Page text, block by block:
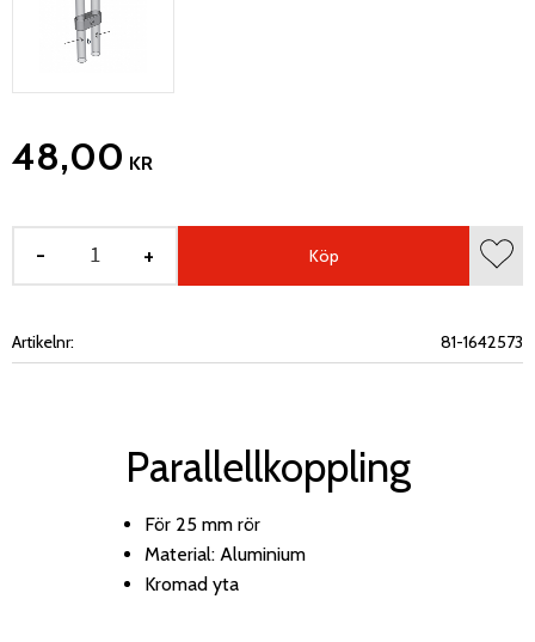
48,00 KR
+
- Köp
Artikelnr 81-1642573
Parallellkoppling
För 25 mm rör
Material: Aluminium
Kromad yta